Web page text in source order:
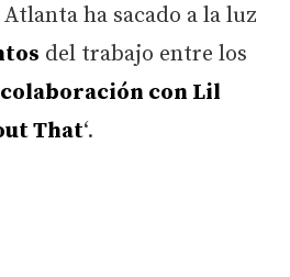
ha sacado a la luz
del trabajo entre los
colaboración con Lil
That‘.